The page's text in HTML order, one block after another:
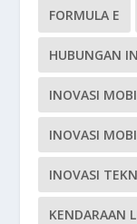
FORMULA E
HUBUNGAN
INOVASI
INOVASI
INOVASI
KENDARAAN